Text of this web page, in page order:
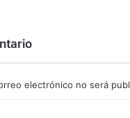
electrónico no será